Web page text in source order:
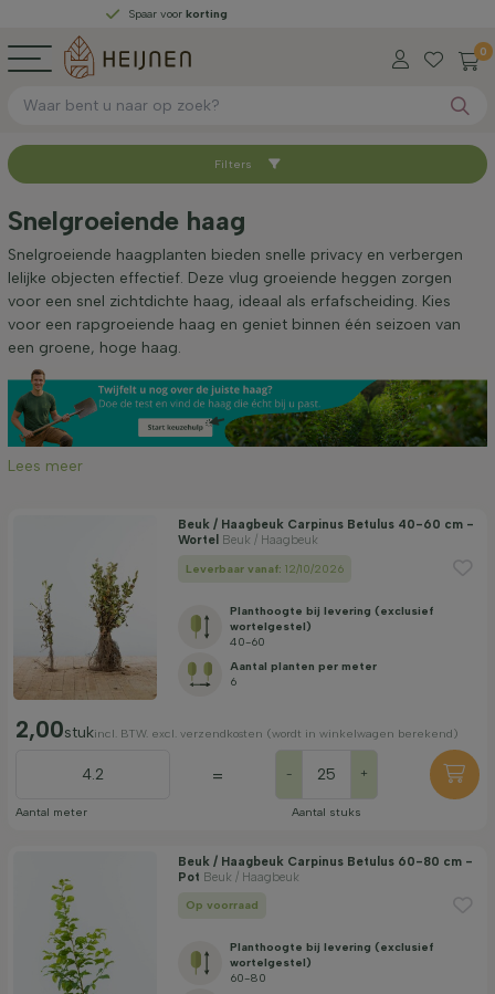
Spaar voorkorting
0
Sorteer op
Beschikbaar
Hoogte bij levering (cm)
Breedte bij levering (cm)
Volwassen hoogte (cm)
Geslacht
Standplaats
Groeivorm
Bloeimaand
Filters
Snelgroeiende haag
Snelgroeiende haagplanten bieden snelle privacy en verbergen
lelijke objecten effectief. Deze vlug groeiende heggen zorgen
voor een snel zichtdichte haag, ideaal als erfafscheiding. Kies
voor een rapgroeiende haag en geniet binnen één seizoen van
een groene, hoge haag.
Lees meer
Beuk / Haagbeuk Carpinus Betulus 40-60 cm -
Wortel Beuk / Haagbeuk
Leverbaar vanaf: 12/10/2026
Planthoogte bij levering (exclusief
wortelgestel)
40-60
Aantal planten per meter
6
2,00stukincl. BTW. excl. verzendkosten (wordt in winkelwagen berekend)
Aantal meter
= - +
Aantal stuks
Beuk / Haagbeuk Carpinus Betulus 60-80 cm -
Pot Beuk / Haagbeuk
Op voorraad
Planthoogte bij levering (exclusief
wortelgestel)
60-80